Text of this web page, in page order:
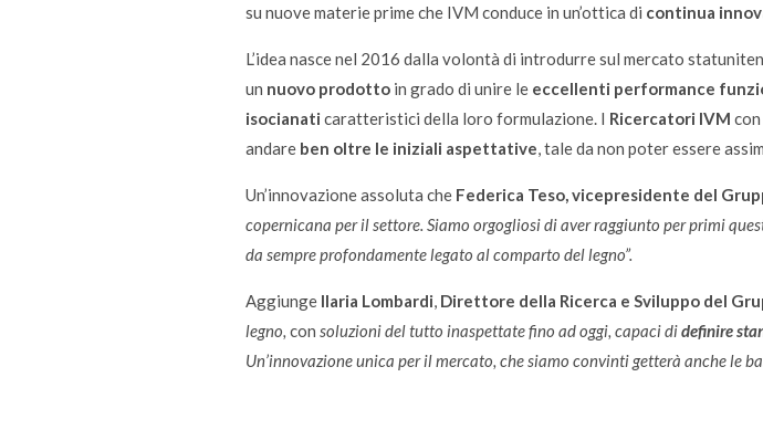
su nuove materie prime che IVM conduce in un’ottica di continua
L’idea nasce nel 2016 dalla volontà di introdurre sul mercato
un nuovo prodotto in grado di unire le eccellenti performance
isocianati caratteristici della loro formulazione. I Ricercatori IVM
andare ben oltre le iniziali aspettative, tale da non poter essere
Un’innovazione assoluta che Federica Teso, vicepresidente del
copernicana per il settore. Siamo orgogliosi di aver raggiunto per primi
da sempre profondamente legato al comparto del legno”.
Aggiunge Ilaria Lombardi, Direttore della Ricerca e Sviluppo del
legno, con soluzioni del tutto inaspettate fino ad oggi, capaci didefinire
Un’innovazione unica per il mercato, che siamo convinti getterà anche le